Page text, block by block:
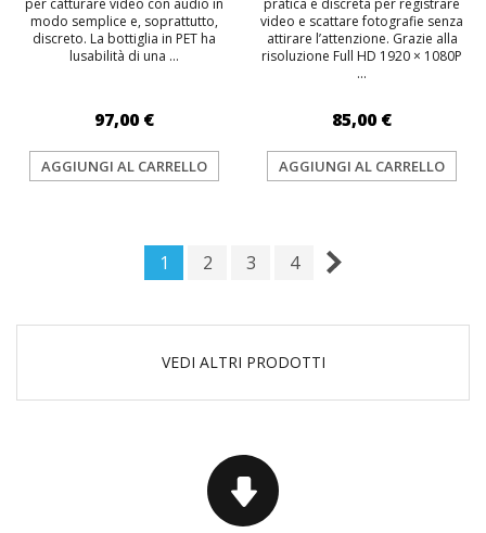
per catturare video con audio in
modo semplice e, soprattutto,
discreto. La bottiglia in PET ha
lusabilità di una ...
97,00 €
AGGIUNGI AL CARRELLO
pratica e discreta per registrare
video e scattare fotografie senza
attirare l’attenzione. Grazie alla
risoluzione Full HD 1920 × 1080P
...
85,00 €
AGGIUNGI AL CARRELLO
1 2 3 4
VEDI ALTRI PRODOTTI